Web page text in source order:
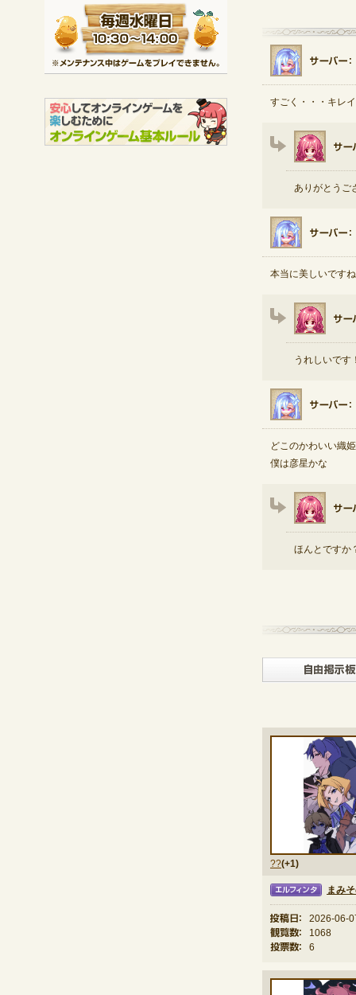
すごく・・・キレ
ありがとうご
本当に美しいです
うれしいです
どこのかわいい織
僕は彦星かな
ほんとですか
??(+1)
まみ
投稿日：
2026-06-
観覧数：
1068
投票数：
6